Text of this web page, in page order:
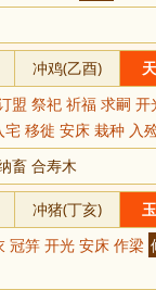
冲鸡(乙酉)
盟 祭祀 祈福 求嗣
移徙 安床 栽种 入
畜 合寿木
冲猪(丁亥)
冠笄 开光 安床 作梁